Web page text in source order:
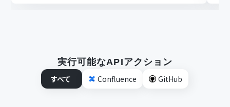
実行可能なAPIアクション
すべて
Confluence GitHub